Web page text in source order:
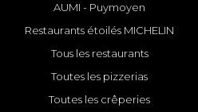
AUMI - Puymoyen
Restaurants étoilés MICHELIN
Tous les restaurants
Toutes les pizzerias
Toutes les crêperies